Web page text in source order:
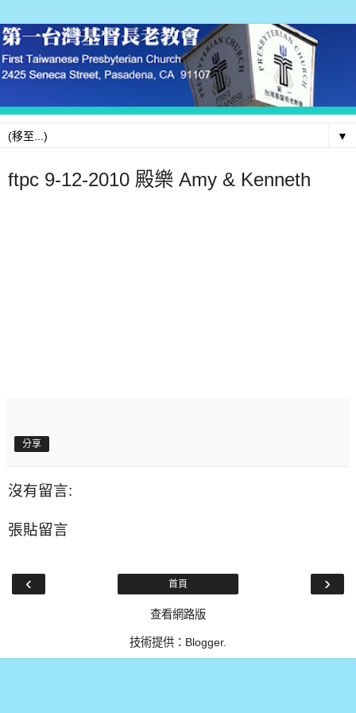
▼
ftpc 9-12-2010 殿樂 Amy & Kenneth
分享
沒有留言:
張貼留言
‹ ›
首頁
查看網路版
技術提供： Blogger.